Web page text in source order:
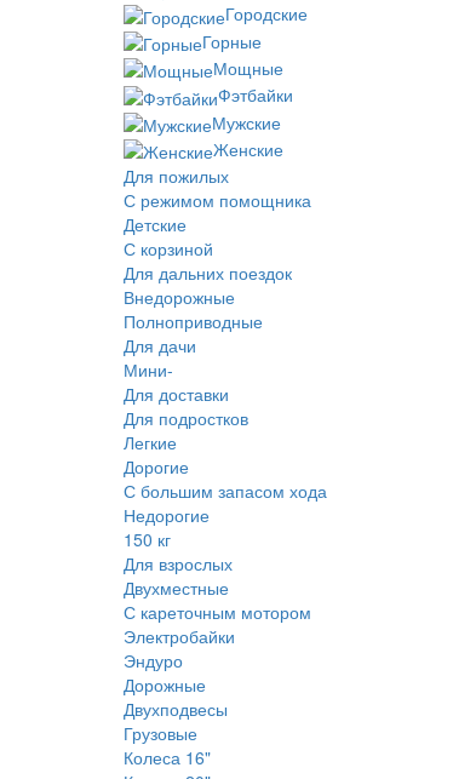
Городские
Горные
Мощные
Фэтбайки
Мужские
Женские
Для пожилых
С режимом помощника
Детские
С корзиной
Для дальних поездок
Внедорожные
Полноприводные
Для дачи
Мини-
Для доставки
Для подростков
Легкие
Дорогие
С большим запасом хода
Недорогие
150 кг
Для взрослых
Двухместные
С кареточным мотором
Электробайки
Эндуро
Дорожные
Двухподвесы
Грузовые
Колеса 16"